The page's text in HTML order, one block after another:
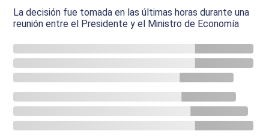
La decisión fue tomada en las últimas horas durante una
reunión entre el Presidente y el Ministro de Economía